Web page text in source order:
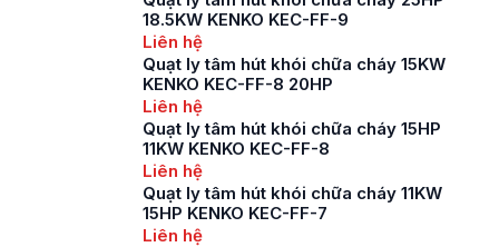
18.5KW KENKO KEC-FF-9
Liên hệ
Quạt ly tâm hút khói chữa cháy 15KW
KENKO KEC-FF-8 20HP
Liên hệ
Quạt ly tâm hút khói chữa cháy 15HP
11KW KENKO KEC-FF-8
Liên hệ
Quạt ly tâm hút khói chữa cháy 11KW
15HP KENKO KEC-FF-7
Liên hệ